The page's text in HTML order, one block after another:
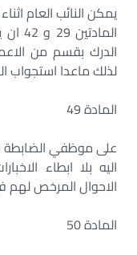
يمكن النائب العام
الدرك بقسم من
لذلك ماعدا استجواب
المادة 49
على موظفي الضابطة
اليه بلا ابطاء
الاحوال المرخص لهم
المادة 50